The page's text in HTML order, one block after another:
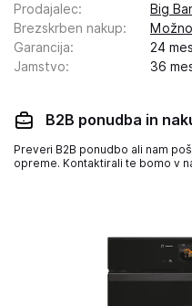
Prodajalec:
Big
Brezskrben nakup:
Garancija:
24
Jamstvo: 36
B2B ponudba in
Preveri B2B ponudbo ali nam
opreme. Kontaktirali te bomo v